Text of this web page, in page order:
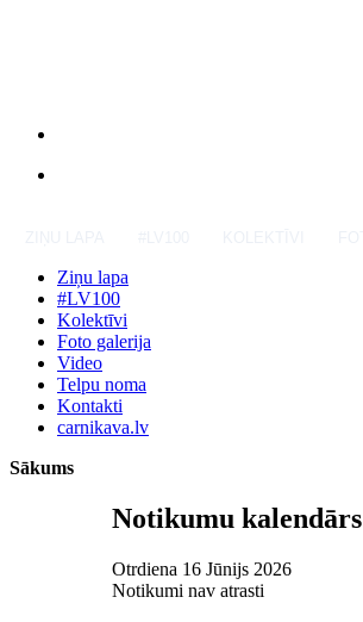
Ziņu lapa
#LV100
Kolektīvi
Foto galerija
Video
Telpu noma
Kontakti
carnikava.lv
Sākums
Notikumu kalendārs
Otrdiena 16 Jūnijs 2026
Notikumi nav atrasti